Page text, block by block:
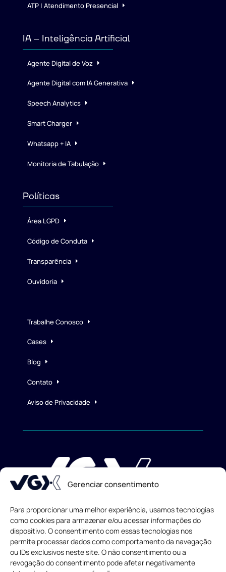
Gerenciar consentimento
Para proporcionar uma melhor experiência, usamos tecnologias
como cookies para armazenar e/ou acessar informações do
dispositivo. O consentimento com essas tecnologias nos
permite processar dados como comportamento da navegação
ou IDs exclusivos neste site. O não consentimento ou a
revogação do consentimento pode afetar negativamente
ATP | Atendimento Presencial
IA – Inteligência Artificial
Agente Digital de Voz
Agente Digital com IA Generativa
Speech Analytics
Smart Charger
Whatsapp + IA
Monitoria de Tabulação
Políticas
Área LGPD
Código de Conduta
Transparência
Ouvidoria
Trabalhe Conosco
Cases
Blog
Contato
Aviso de Privacidade
Todos os direitos reservados© 2013-2026